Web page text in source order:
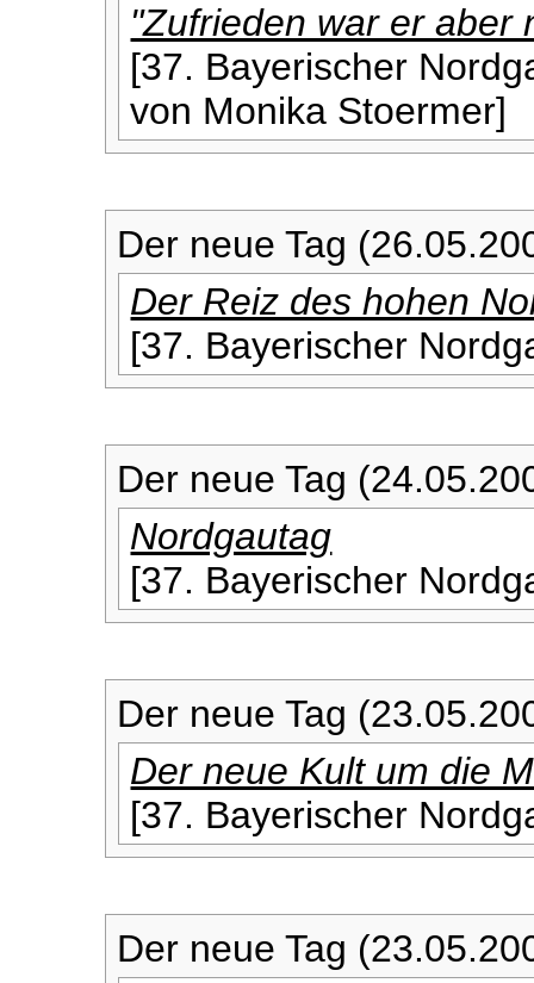
"Zufrieden war er aber
[37. Bayerischer
von Monika Stoermer]
Der neue Tag
Der Reiz des hohen
[37. Bayerischer
Der neue Tag
Nordgautag
[37. Bayerischer
Der neue Tag
Der neue Kult um die
[37. Bayerischer
Der neue Tag